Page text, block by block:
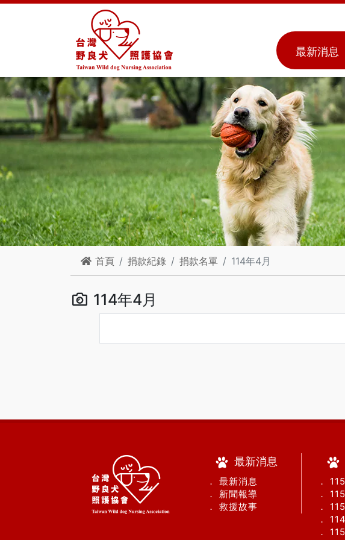
最新消息
首頁 捐款紀錄 捐款名單 114年4月
114年4月
最新消息
． 最新消息
． 新聞報導
． 救援故事
．
．
．
．
．